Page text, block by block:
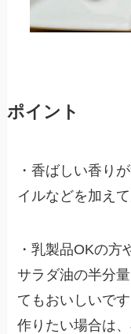
ポイント
・香ばしい香り
イルなどを加え
・乳製品OKの方
サラダ油の半分
てもおいしいで
作りたい場合は